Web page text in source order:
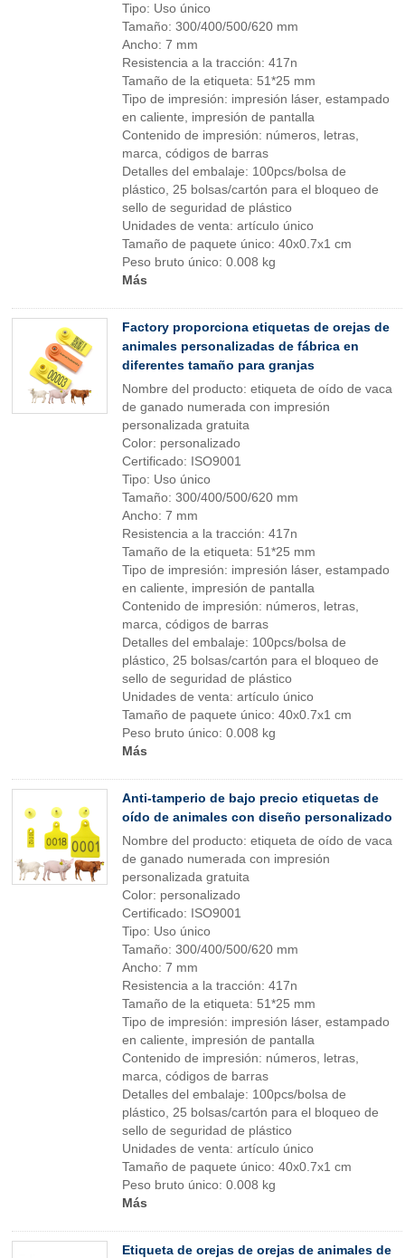
Tipo: Uso único
Tamaño: 300/400/500/620 mm
Ancho: 7 mm
Resistencia a la tracción: 417n
Tamaño de la etiqueta: 51*25 mm
Tipo de impresión: impresión láser, estampado
en caliente, impresión de pantalla
Contenido de impresión: números, letras,
marca, códigos de barras
Detalles del embalaje: 100pcs/bolsa de
plástico, 25 bolsas/cartón para el bloqueo de
sello de seguridad de plástico
Unidades de venta: artículo único
Tamaño de paquete único: 40x0.7x1 cm
Peso bruto único: 0.008 kg
Más
Factory proporciona etiquetas de orejas de
animales personalizadas de fábrica en
diferentes tamaño para granjas
Nombre del producto: etiqueta de oído de vaca
de ganado numerada con impresión
personalizada gratuita
Color: personalizado
Certificado: ISO9001
Tipo: Uso único
Tamaño: 300/400/500/620 mm
Ancho: 7 mm
Resistencia a la tracción: 417n
Tamaño de la etiqueta: 51*25 mm
Tipo de impresión: impresión láser, estampado
en caliente, impresión de pantalla
Contenido de impresión: números, letras,
marca, códigos de barras
Detalles del embalaje: 100pcs/bolsa de
plástico, 25 bolsas/cartón para el bloqueo de
sello de seguridad de plástico
Unidades de venta: artículo único
Tamaño de paquete único: 40x0.7x1 cm
Peso bruto único: 0.008 kg
Más
Anti-tamperio de bajo precio etiquetas de
oído de animales con diseño personalizado
Nombre del producto: etiqueta de oído de vaca
de ganado numerada con impresión
personalizada gratuita
Color: personalizado
Certificado: ISO9001
Tipo: Uso único
Tamaño: 300/400/500/620 mm
Ancho: 7 mm
Resistencia a la tracción: 417n
Tamaño de la etiqueta: 51*25 mm
Tipo de impresión: impresión láser, estampado
en caliente, impresión de pantalla
Contenido de impresión: números, letras,
marca, códigos de barras
Detalles del embalaje: 100pcs/bolsa de
plástico, 25 bolsas/cartón para el bloqueo de
sello de seguridad de plástico
Unidades de venta: artículo único
Tamaño de paquete único: 40x0.7x1 cm
Peso bruto único: 0.008 kg
Más
Etiqueta de orejas de orejas de animales de